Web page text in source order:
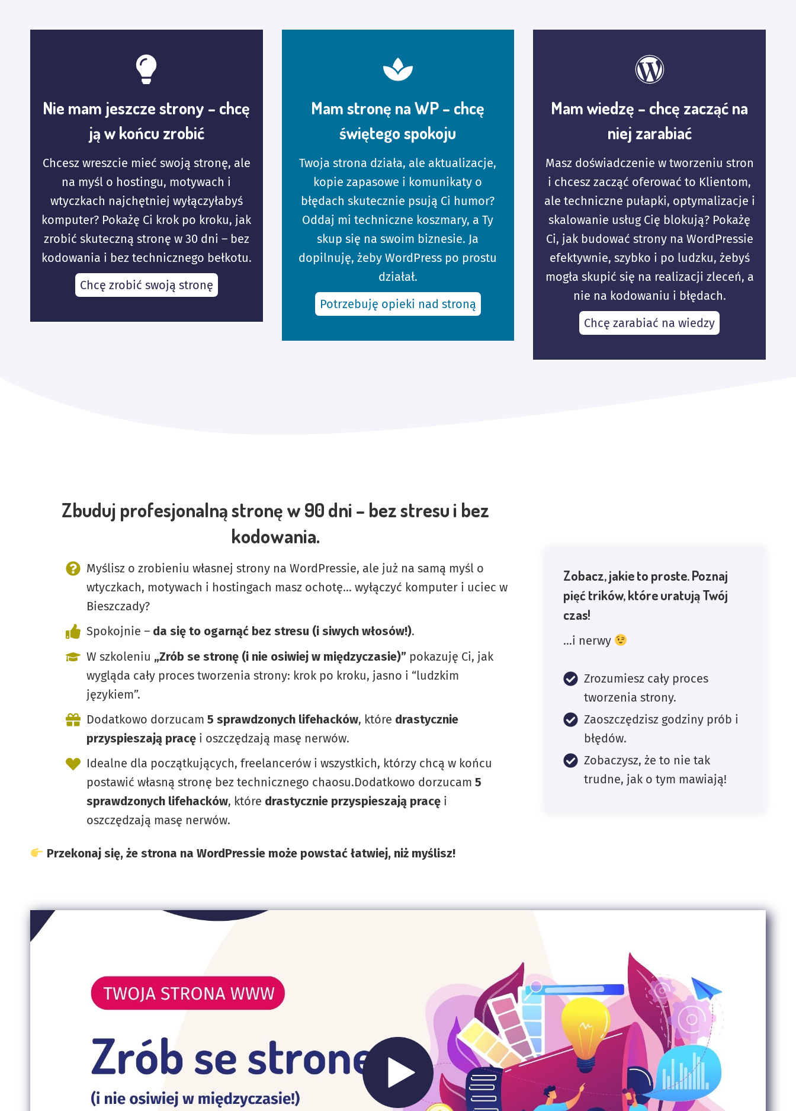
Nie mam jeszcze strony – chcę
ją w końcu zrobić
Chcesz wreszcie mieć swoją stronę, ale
na myśl o hostingu, motywach i
wtyczkach najchętniej wyłączyłabyś
komputer? Pokażę Ci krok po kroku, jak
zrobić skuteczną stronę w 30 dni – bez
kodowania i bez technicznego bełkotu.
Chcę zrobić swoją stronę
Mam stronę na WP – chcę
świętego spokoju
Twoja strona działa, ale aktualizacje,
kopie zapasowe i komunikaty o
błędach skutecznie psują Ci humor?
Oddaj mi techniczne koszmary, a Ty
skup się na swoim biznesie. Ja
dopilnuję, żeby WordPress po prostu
działał.
Potrzebuję opieki nad stroną
Mam wiedzę – chcę zacząć na
niej zarabiać
Masz doświadczenie w tworzeniu stron
i chcesz zacząć oferować to Klientom,
ale techniczne pułapki, optymalizacje i
skalowanie usług Cię blokują? Pokażę
Ci, jak budować strony na WordPressie
efektywnie, szybko i po ludzku, żebyś
mogła skupić się na realizacji zleceń, a
nie na kodowaniu i błędach.
Chcę zarabiać na wiedzy
Zbuduj profesjonalną stronę w 90 dni – bez stresu i bez
kodowania.
Myślisz o zrobieniu własnej strony na WordPressie, ale już na samą myśl o
wtyczkach, motywach i hostingach masz ochotę… wyłączyć komputer i uciec w
Bieszczady?
Spokojnie – da się to ogarnąć bez stresu (i siwych włosów!).
W szkoleniu „Zrób se stronę (i nie osiwiej w międzyczasie)” pokazuję Ci, jak
wygląda cały proces tworzenia strony: krok po kroku, jasno i “ludzkim
językiem”.
Dodatkowo dorzucam 5 sprawdzonych lifehacków, które drastycznie
przyspieszają pracę i oszczędzają masę nerwów.
Idealne dla początkujących, freelancerów i wszystkich, którzy chcą w końcu
postawić własną stronę bez technicznego chaosu.Dodatkowo dorzucam 5
sprawdzonych lifehacków, które drastycznie przyspieszają pracę i
oszczędzają masę nerwów.
Przekonaj się, że strona na WordPressie może powstać łatwiej, niż myślisz!
Zobacz, jakie to proste. Poznaj
pięć trików, które uratują Twój
czas!
…i nerwy
Zrozumiesz cały proces
tworzenia strony.
Zaoszczędzisz godziny prób i
błędów.
Zobaczysz, że to nie tak
trudne, jak o tym mawiają!